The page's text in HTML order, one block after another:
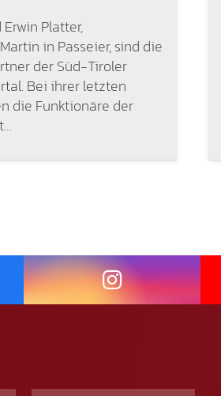
Platter,
in Passeier, sind die
der Süd-Tiroler
Bei ihrer letzten
die Funktionäre der